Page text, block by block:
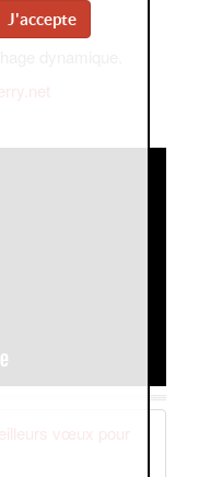
dynamique.
vœux pour
J'accepte